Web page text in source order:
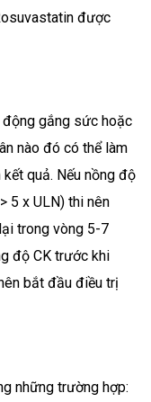
được
động gắng sức hoặc
nào đó có thể làm
quả. Nếu nồng độ
5 x ULN) thi nên
trong vòng 5-7
độ CK trước khi
bắt đầu điều trị
những trường hợp: